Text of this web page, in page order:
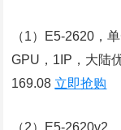
（1）E5-2620，
GPU，1IP，大陆
169.08 立即抢购
（2）E5-2620v2